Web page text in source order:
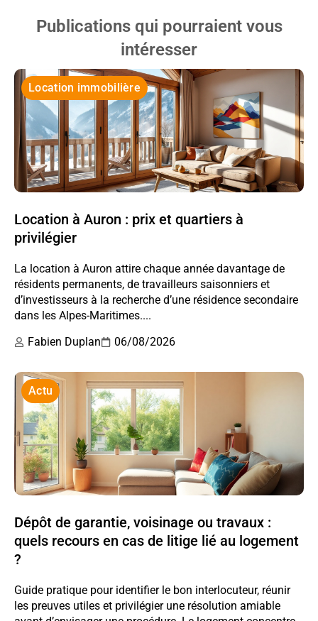
Publications qui pourraient vous
intéresser
Location immobilière
Location à Auron : prix et quartiers à
privilégier
La location à Auron attire chaque année davantage de
résidents permanents, de travailleurs saisonniers et
d’investisseurs à la recherche d’une résidence secondaire
dans les Alpes-Maritimes....
Fabien Duplan
06/08/2026
Actu
Dépôt de garantie, voisinage ou travaux :
quels recours en cas de litige lié au logement
?
Guide pratique pour identifier le bon interlocuteur, réunir
les preuves utiles et privilégier une résolution amiable